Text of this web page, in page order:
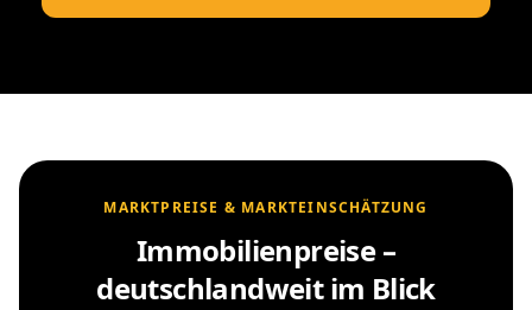
MARKTPREISE & MARKTEINSCHÄTZUNG
Immobilienpreise –
deutschlandweit im Blick